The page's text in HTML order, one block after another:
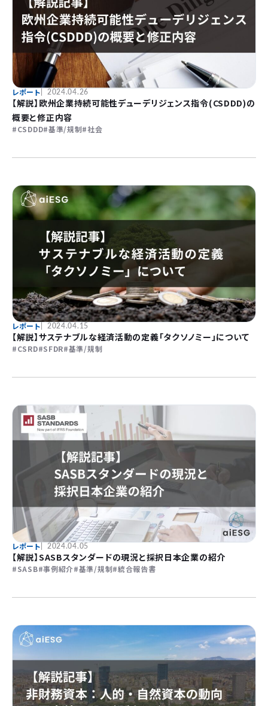
レポート 2024.04.26
【解説】欧州企業持続可能性デューデリジェンス指令(CSDDD)の
概要と修正内容
CSDDD 基準/規制 社会
レポート 2024.04.15
【解説】サステナブルな経済活動の定義「タクソノミー」について
CSRD SFDR 基準/規制
レポート 2024.04.05
【解説】SASBスタンダードの現況と採択日本企業の紹介
SASB 事例紹介 基準/規制 統合報告書